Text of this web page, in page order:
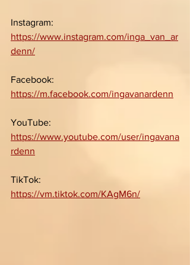
Instagram:
https://www.instagram.com/inga_van_ar
denn/
Facebook:
https://m.facebook.com/ingavanardenn
YouTube:
https://www.youtube.com/user/ingavana
rdenn
TikTok:
https://vm.tiktok.com/KAgM6n/